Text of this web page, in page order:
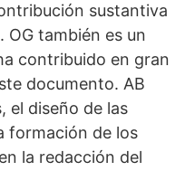
sustantiva
OG también es un
contribuido en gran
documento. AB
el diseño de las
formación de los
la redacción del